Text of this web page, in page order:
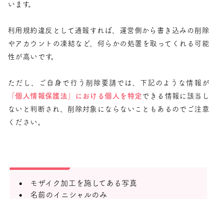
います。
利用規約違反として通報すれば、運営側から書き込みの削除
やアカウントの凍結など、何らかの処置を取ってくれる可能
性が高いです。
ただし、ご自身で行う削除要請では、下記のような情報が
「個人情報保護法」における個人を特定 できる情報に該当し
ないと判断され、削除対象にならないこともあるのでご注意
ください。
モザイク加工を施してある写真
名前のイニシャルのみ